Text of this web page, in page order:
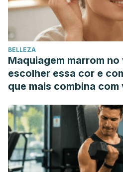
bioactivity and potential
(Matricaria recutita L.).
519-30. 10.1002/ptr.1900.
BELLEZA
Maquiagem marrom
escolher essa cor e
que mais combina com